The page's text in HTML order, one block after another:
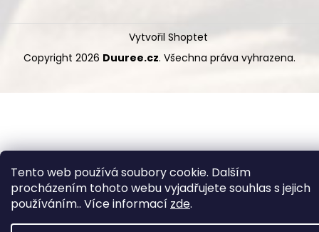
Tento web používá soubory cookie. Dalším
procházením tohoto webu vyjadřujete souhlas s jejich
používáním.. Více informací zde.
Vytvořil Shoptet
Copyright 2026 Duuree.cz. Všechna práva vyhrazena.